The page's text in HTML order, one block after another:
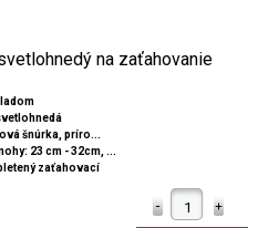
na zaťahovanie
šnúrka, príro...
23 cm - 32cm, ...
zaťahovací